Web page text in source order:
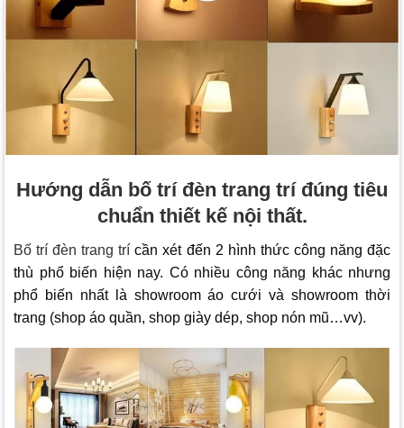
Hướng dẫn bố trí đèn trang trí đúng tiêu
chuẩn thiết kế nội thất.
Bố trí đèn trang trí cần xét đến 2 hình thức công năng đặc
thù phổ biến hiện nay. Có nhiều công năng khác nhưng
phổ biến nhất là showroom áo cưới và showroom thời
trang (shop áo quần, shop giày dép, shop nón mũ…vv).